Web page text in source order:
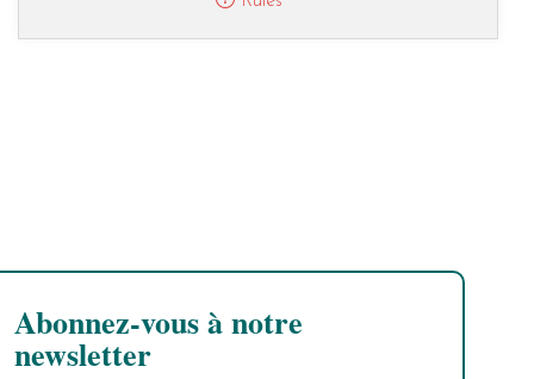
Abonnez-vous à notre
newsletter